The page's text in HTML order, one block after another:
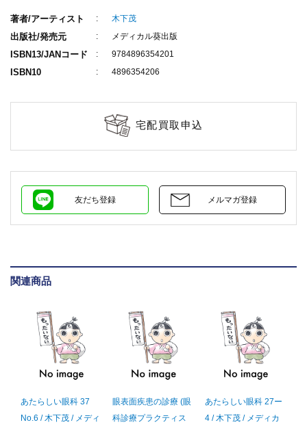
著者/アーティスト 木下茂
出版社/発売元 メディカル葵出版
ISBN13/JANコード 9784896354201
ISBN10 4896354206
宅配買取申込
友だち登録 メルマガ登録
関連商品
あたらしい眼科 37
No.6 / 木下茂 / メディ
眼表面疾患の診療 (眼
科診療プラクティス
あたらしい眼科 27ー
4 / 木下茂 / メディカ